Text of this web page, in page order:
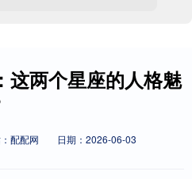
这两个星座的人格魅
配配网
日期：2026-06-03